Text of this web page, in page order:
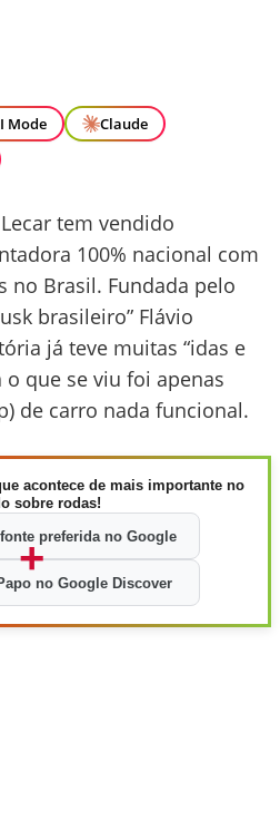
Mode
Claude
tem vendido
100% nacional com
no Brasil. Fundada pelo
brasileiro” Flávio
já teve muitas “idas e
o que se viu foi apenas
de carro nada funcional.
acontece de mais importante no
sobre rodas!
preferida no Google
+
no Google Discover